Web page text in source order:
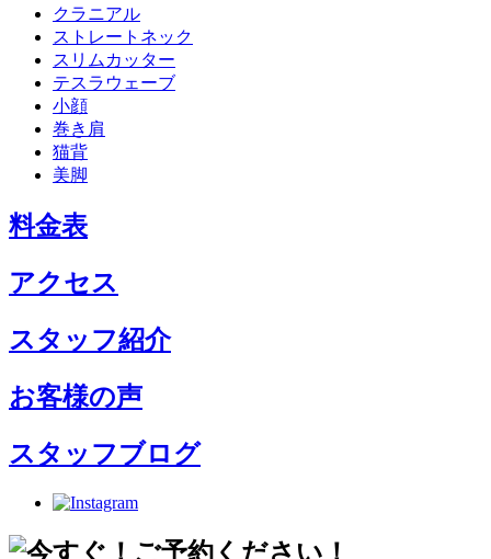
クラニアル
ストレートネック
スリムカッター
テスラウェーブ
小顔
巻き肩
猫背
美脚
料金表
アクセス
スタッフ紹介
お客様の声
スタッフブログ